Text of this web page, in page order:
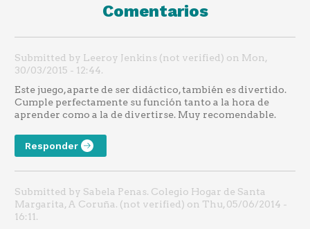
Comentarios
Submitted by Leeroy Jenkins (not verified) on Mon,
30/03/2015 - 12:44.
Este juego, aparte de ser didáctico, también es divertido.
Cumple perfectamente su función tanto a la hora de
aprender como a la de divertirse. Muy recomendable.
Responder
Submitted by Sabela Penas. Colegio Hogar de Santa
Margarita, A Coruña. (not verified) on Thu, 05/06/2014 -
16:11.